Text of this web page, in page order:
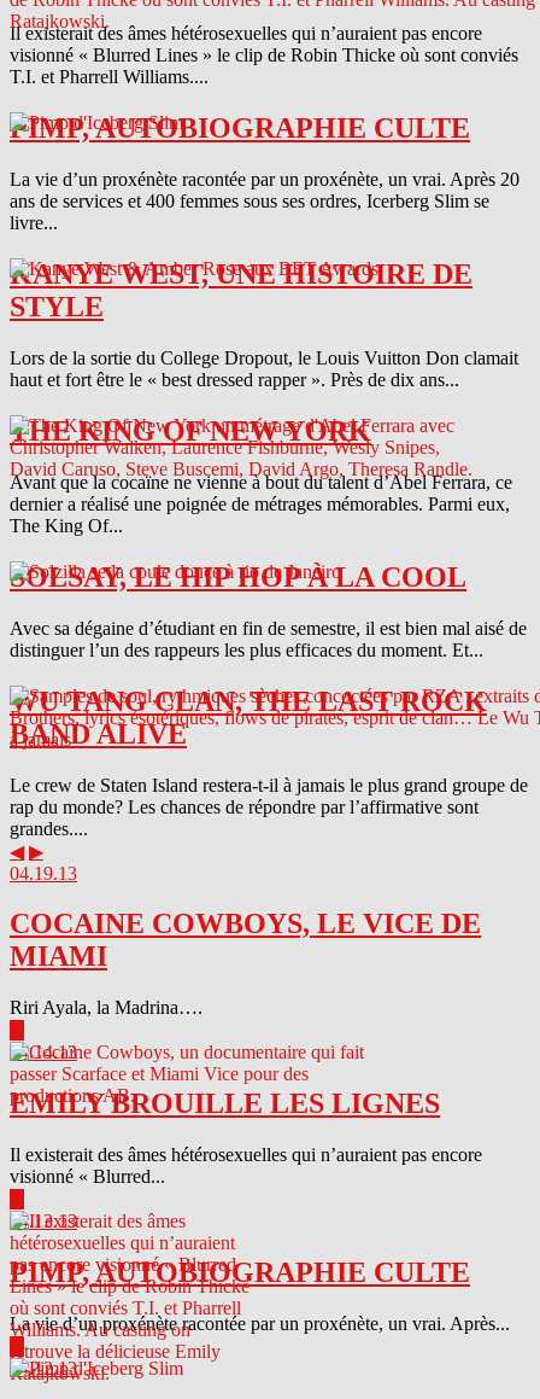
Il existerait des âmes hétérosexuelles qui n’auraient pas encore
visionné « Blurred Lines » le clip de Robin Thicke où sont conviés
T.I. et Pharrell Williams....
PIMP, AUTOBIOGRAPHIE CULTE
La vie d’un proxénète racontée par un proxénète, un vrai. Après 20
ans de services et 400 femmes sous ses ordres, Icerberg Slim se
livre...
KANYE WEST, UNE HISTOIRE DE
STYLE
Lors de la sortie du College Dropout, le Louis Vuitton Don clamait
haut et fort être le « best dressed rapper ». Près de dix ans...
THE KING OF NEW YORK
Avant que la cocaïne ne vienne à bout du talent d’Abel Ferrara, ce
dernier a réalisé une poignée de métrages mémorables. Parmi eux,
The King Of...
SOLSAY, LE HIP HOP À LA COOL
Avec sa dégaine d’étudiant en fin de semestre, il est bien mal aisé de
distinguer l’un des rappeurs les plus efficaces du moment. Et...
WU TANG CLAN, THE LAST ROCK
BAND ALIVE
Le crew de Staten Island restera-t-il à jamais le plus grand groupe de
rap du monde? Les chances de répondre par l’affirmative sont
grandes....
◀ ▶
04.19.13
COCAINE COWBOYS, LE VICE DE
MIAMI
Riri Ayala, la Madrina….
04.14.13
EMILY BROUILLE LES LIGNES
Il existerait des âmes hétérosexuelles qui n’auraient pas encore
visionné « Blurred...
04.13.13
PIMP, AUTOBIOGRAPHIE CULTE
La vie d’un proxénète racontée par un proxénète, un vrai. Après...
04.12.13